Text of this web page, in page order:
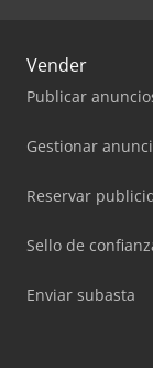
Vender
Publicar
Gestionar
Reservar
Sello de
Enviar subasta